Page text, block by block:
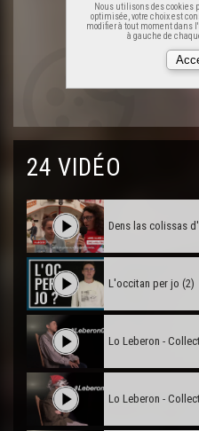
Nous utilisons des cookies
optimisée, votre choix est
modifier à tout moment dans
à gauche de
24 VIDÉOLo PCI, qu'es aquò ?
Dens las colissas
L'occitan per jo (2)
Lo Leberon -
Lo Leberon -